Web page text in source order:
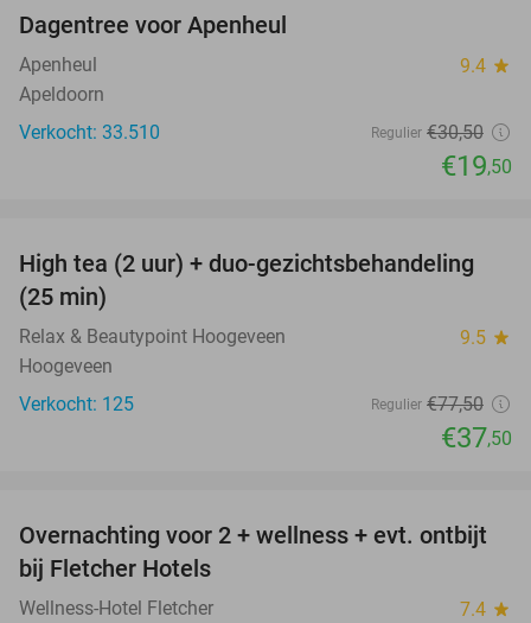
Dagentree voor Apenheul
Apenheul 9.4 star
Apeldoorn
Verkocht: 33.510
Regulier €30,50
€19,50
52%
High tea (2 uur) + duo-gezichtsbehandeling
(25 min)
Relax & Beautypoint Hoogeveen 9.5 star
Hoogeveen
Verkocht: 125
Regulier €77,50
€37,50
55%
Overnachting voor 2 + wellness + evt. ontbijt
bij Fletcher Hotels
Wellness-Hotel Fletcher 7.4 star